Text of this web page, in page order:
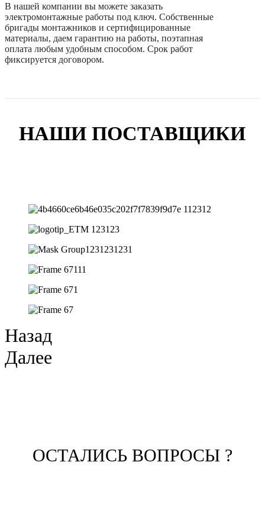
В нашей компании вы можете заказать
электромонтажные работы под ключ. Собственные
бригады монтажников и сертифицированные
материалы, даем гарантию на работы, поэтапная
оплата любым удобным способом. Срок работ
фиксируется договором.
НАШИ ПОСТАВЩИКИ
Назад
Далее
ОСТАЛИСЬ ВОПРОСЫ ?